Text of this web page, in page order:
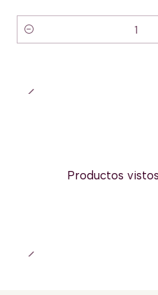
Cantidad
Productos